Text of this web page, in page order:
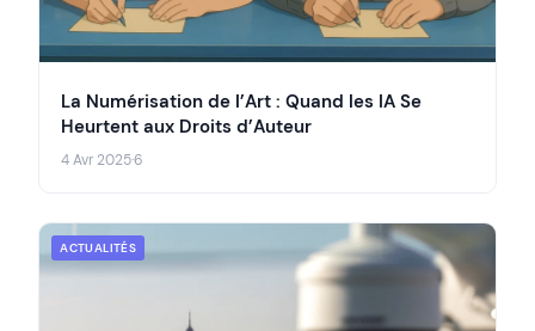
La Numérisation de l’Art : Quand les IA Se
Heurtent aux Droits d’Auteur
4 Avr 2025·6
ACTUALITÉS